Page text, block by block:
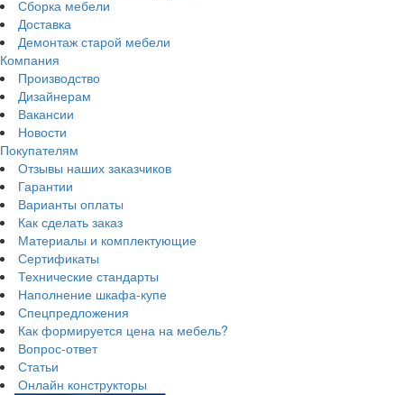
Сборка мебели
Доставка
Демонтаж старой мебели
Компания
Производство
Дизайнерам
Вакансии
Новости
Покупателям
Отзывы наших заказчиков
Гарантии
Варианты оплаты
Как сделать заказ
Материалы и комплектующие
Сертификаты
Технические стандарты
Наполнение шкафа-купе
Спецпредложения
Как формируется цена на мебель?
Вопрос-ответ
Статьи
Онлайн конструкторы